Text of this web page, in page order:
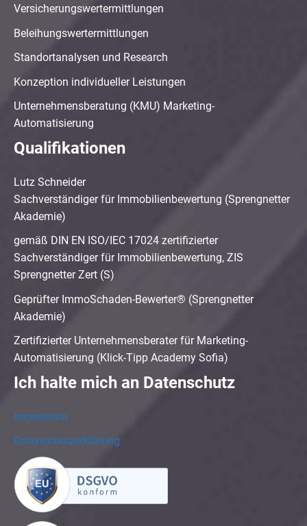
Versicherungswertermittlungen
Beleihungswertermittlungen
Standortanalysen und Research
Konzeption individueller Leistungen
Unternehmensberatung (KMU) Marketing-
Automatisierung
Qualifikationen
Lutz Schneider
Sachverständiger für Immobilienbewertung (Sprengnetter
Akademie)
gemäß DIN EN ISO/IEC 17024 zertifizierter
Sachverständiger für Immobilienbewertung, ZIS
Sprengnetter Zert (S)
Geprüfter ImmoSchaden-Bewerter® (Sprengnetter
Akademie)
Zertifizierter Unternehmensberater für Marketing-
Automatisierung (Klick-Tipp Academy Sofia)
Ich halte mich an Datenschutz
Impressum
Datenschutzerklärung